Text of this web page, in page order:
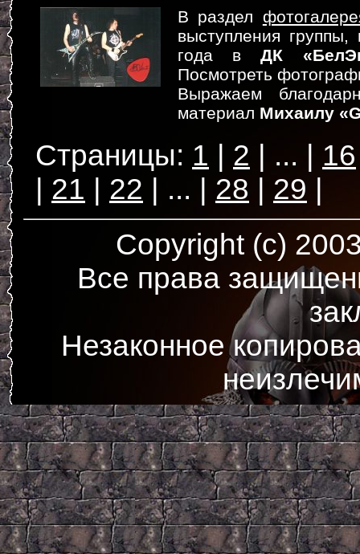
В раздел
выступления
года вДК
Посмотреть
Выражаем
материал Михаилу
1 2 ...
16
21
22 ... 28
29
Copyright (c)
Все права
Незаконное